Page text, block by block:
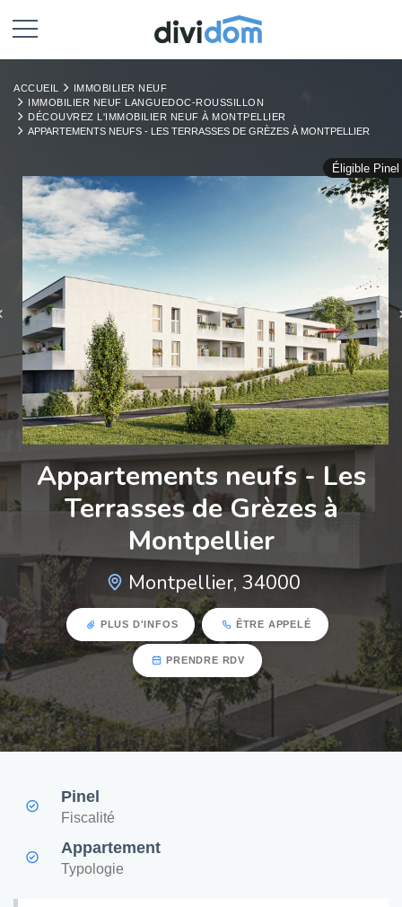
ACCUEIL
IMMOBILIER NEUF
IMMOBILIER NEUF LANGUEDOC-ROUSSILLON
DÉCOUVREZ L'IMMOBILIER NEUF À MONTPELLIER
APPARTEMENTS NEUFS - LES TERRASSES DE GRÈZES À MONTPELLIER
Éligible Pinel
Appartements neufs - Les
Terrasses de Grèzes à
Montpellier
Montpellier, 34000
PLUS D'INFOS ÊTRE APPELÉ
PRENDRE RDV
Pinel
Fiscalité
Appartement
Typologie